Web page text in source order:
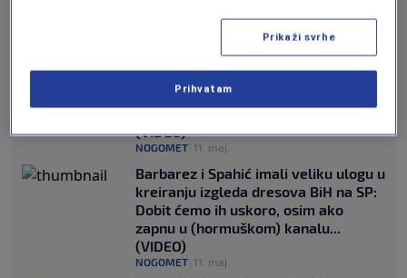
Zastava Palestine vijorila se na
autobusu fudbalera Barcelone
(VIDEO)
NOGOMET 11. maj.
Barbarez i Spahić imali veliku ulogu u
kreiranju izgleda dresova BiH na SP:
Dobit ćemo ih uskoro, osim ako
zapnu u (hormuškom) kanalu...
(VIDEO)
NOGOMET 11. maj.
Prikaži svrhe
Prihvatam